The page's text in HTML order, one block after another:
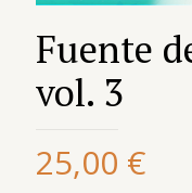
Fuente
vol. 3
25,00 €